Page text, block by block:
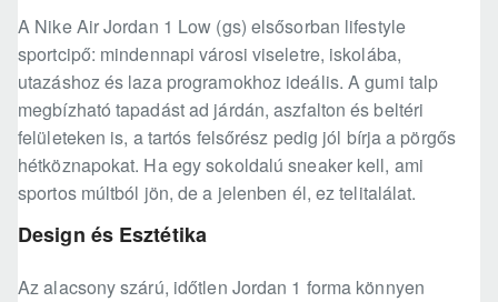
A Nike Air Jordan 1 Low (gs) elsősorban lifestyle
sportcipő: mindennapi városi viseletre, iskolába,
utazáshoz és laza programokhoz ideális. A gumi talp
megbízható tapadást ad járdán, aszfalton és beltéri
felületeken is, a tartós felsőrész pedig jól bírja a pörgős
hétköznapokat. Ha egy sokoldalú sneaker kell, ami
sportos múltból jön, de a jelenben él, ez telitalálat.
Design és Esztétika
Az alacsony szárú, időtlen Jordan 1 forma könnyen